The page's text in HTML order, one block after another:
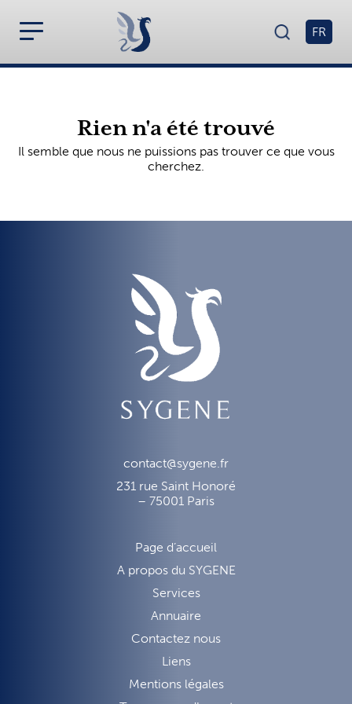
FR
Rien n'a été trouvé
Il semble que nous ne puissions pas trouver ce que vous
cherchez.
contact@sygene.fr
231 rue Saint Honoré
– 75001 Paris
Page d’accueil
A propos du SYGENE
Services
Annuaire
Contactez nous
Liens
Mentions légales